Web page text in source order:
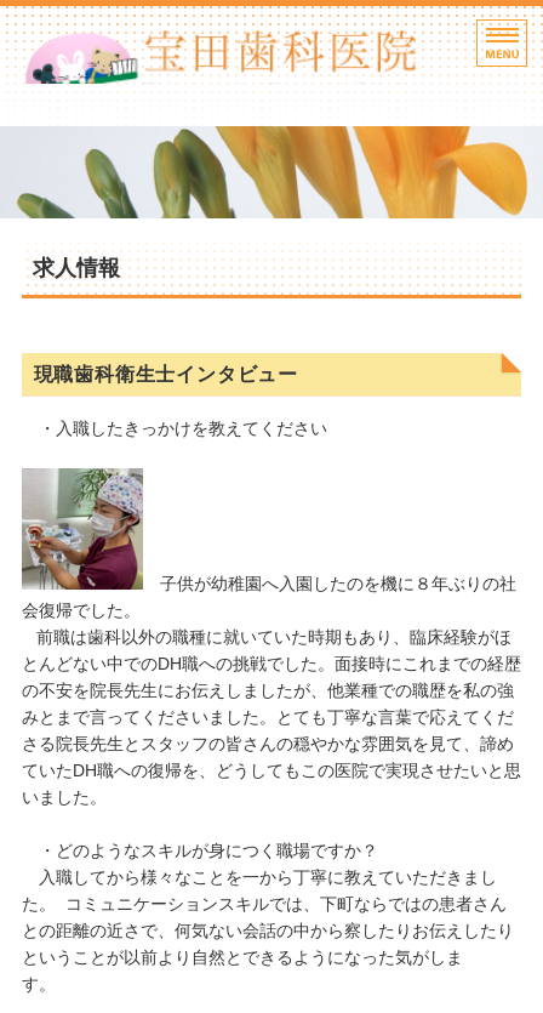
当院の方針
歯科医師紹介
院内紹介
アクセス
求人情報
現職歯科衛生士インタビュー
・入職したきっかけを教えてください
子供が幼稚園へ入園したのを機に８年ぶりの社
会復帰でした。
前職は歯科以外の職種に就いていた時期もあり、臨床経験がほ
とんどない中でのDH職への挑戦でした。面接時にこれまでの経歴
の不安を院長先生にお伝えしましたが、他業種での職歴を私の強
みとまで言ってくださいました。とても丁寧な言葉で応えてくだ
さる院長先生とスタッフの皆さんの穏やかな雰囲気を見て、諦め
ていたDH職への復帰を、どうしてもこの医院で実現させたいと思
いました。
・どのようなスキルが身につく職場ですか？
入職してから様々なことを一から丁寧に教えていただきまし
た。 コミュニケーションスキルでは、下町ならではの患者さん
との距離の近さで、何気ない会話の中から察したりお伝えしたり
ということが以前より自然とできるようになった気がしま
す。